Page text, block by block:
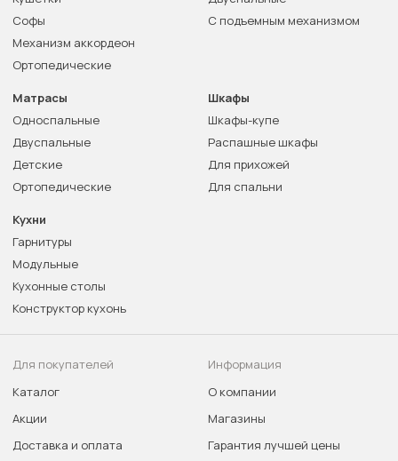
Софы
Механизм аккордеон
Ортопедические
С подъемным механизмом
Матрасы
Односпальные
Двуспальные
Детские
Ортопедические
Шкафы
Шкафы-купе
Распашные шкафы
Для прихожей
Для спальни
Кухни
Гарнитуры
Модульные
Кухонные столы
Конструктор кухонь
Для покупателей
Каталог
Акции
Доставка и оплата
Информация
О компании
Магазины
Гарантия лучшей цены